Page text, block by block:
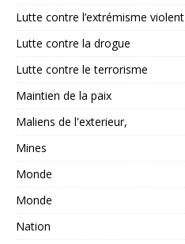
Lutte contre l’extrémisme violent
Lutte contre la drogue
Lutte contre le terrorisme
Maintien de la paix
Maliens de l'exterieur,
Mines
Monde
Monde
Nation